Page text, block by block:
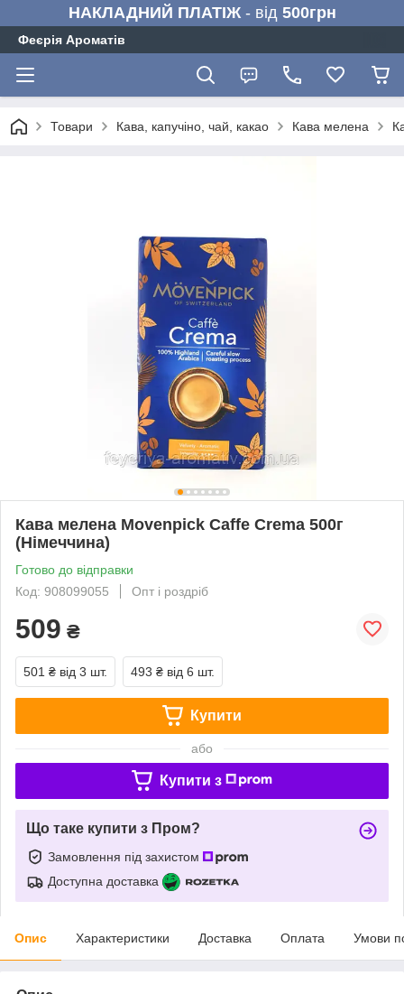
НАКЛАДНИЙ ПЛАТІЖ- від 500грн
Феєрія Ароматів
Товари Кава, капучіно, чай, какао Кава мелена
Кава мелена Movenpick Caffe Crema 500г
(Німеччина)
Готово до відправки
Код: 908099055
Опт і роздріб
509 ₴
501 ₴ від 3 шт. 493 ₴ від 6 шт.
Купити
або
Купити з
Що таке купити з Пром?
Замовлення під захистом
Доступна доставка
Опис Характеристики Доставка Оплата Умови